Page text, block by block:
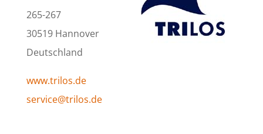
265-267
30519 Hannover
Deutschland
www.trilos.de
service@trilos.de